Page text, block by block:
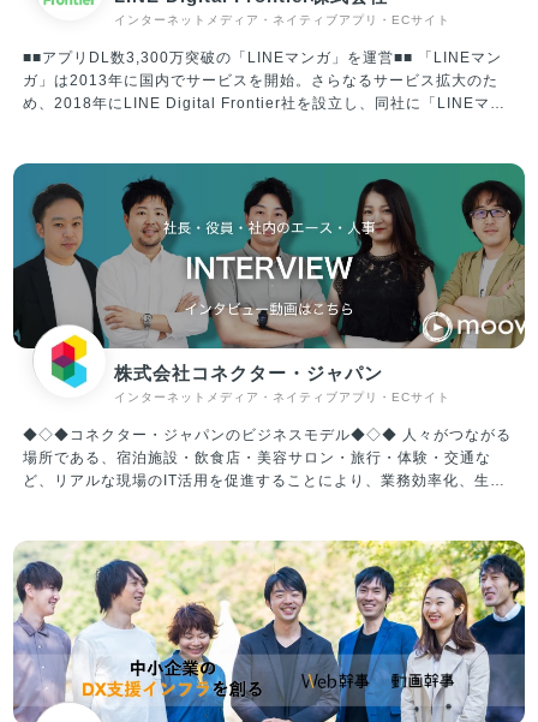
インターネットメディア・ネイティブアプリ・ECサイト
■■アプリDL数3,300万突破の「LINEマンガ」を運営■■ 「LINEマン
ガ」は2013年に国内でサービスを開始。さらなるサービス拡大のた
め、2018年にLINE Digital Frontier社を設立し、同社に「LINEマン
Worldwide Service”の一員として、プラットフォームとコンテンツの
両面にて着実に成長を遂げています。 年齢・性別問わず、日本に住む
誰もが使う「国民的サービス」を目指し、エンターテイメント産業を
リードする企業の一つであり続けます。 ※WEBTOON Worldwide
Serviceについて 全世界に向け10カ国語でサービス展開する、電子コ
ミックを中心としたプラットフォームの連合体。代表的なプラットフ
ォームは「LINEマンガ」（日本/LINE Digital Frontier株式会社）、
「WEBTOON」（北中南米･欧州/WEBTOON Entertainment Inc.）、
「NAVER WEBTOON」（韓国/NAVER WEBTOON Ltd.）、「LINE
WEBTOON」（東南アジア）など。各プラットフォームを合算した月
間利用者数（MAU）は8,200万、累計ダウンロード数は2億超、ひと
ります。
株式会社コネクター・ジャパン
インターネットメディア・ネイティブアプリ・ECサイト
◆◇◆コネクター・ジャパンのビジネスモデル◆◇◆ 人々がつながる
場所である、宿泊施設・飲食店・美容サロン・旅行・体験・交通な
ど、リアルな現場のIT活用を促進することにより、業務効率化、生産
ンです。 インターネット革命により、仕事のみならず生活そのものが
激変していますが、「人々が出会う場所」の価値は変わらず、さらに
重要性は高まっていると言えます。テクノロジーを取り入れ変化を受
け入れながらも、心が揺さぶられるリアルな現場をしっかりと残して
いく、人々が思い出の多い人生を歩むお手伝いをする、これを世界規
模で実現することが我々のビジョンです。 ◎ホテルマーケティング事
業 ホテルマーケティング事業は、ホテルや旅館などの宿泊施設に向
け、IT活用の促進を促し、OTA（オンライントラベルエージェント）